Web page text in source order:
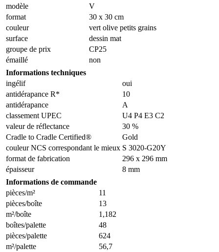
modèle
V
format
30 x 30 cm
couleur
vert olive petits grains
surface
dessin mat
groupe de prix
CP25
émaillé
non
Informations techniques
ingélif
oui
antidérapance R*
10
antidérapance
A
classement UPEC
U4 P4 E3 C2
valeur de réflectance
30 %
Cradle to Cradle Certified®
Gold
couleur NCS correspondant le mieux S 3020-G20Y
format de fabrication
296 x 296 mm
épaisseur
8 mm
Informations de commande
pièces/m²
11
pièces/boîte
13
m²/boîte
1,182
boîtes/palette
48
pièces/palette
624
m²/palette
56,7